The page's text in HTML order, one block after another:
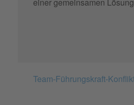
einer gemeinsamen
Team-Führungskraft-